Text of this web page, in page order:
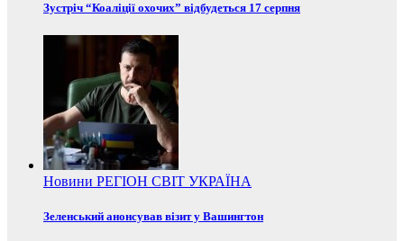
Зустріч “Коаліції охочих” відбудеться 17 серпня
Новини РЕГІОН СВІТ УКРАЇНА
Зеленський анонсував візит у Вашингтон